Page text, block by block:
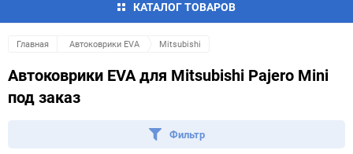
КАТАЛОГ ТОВАРОВ
Главная Автоковрики EVA Mitsubishi
Автоковрики EVA для Mitsubishi Pajero Mini
под заказ
Фильтр